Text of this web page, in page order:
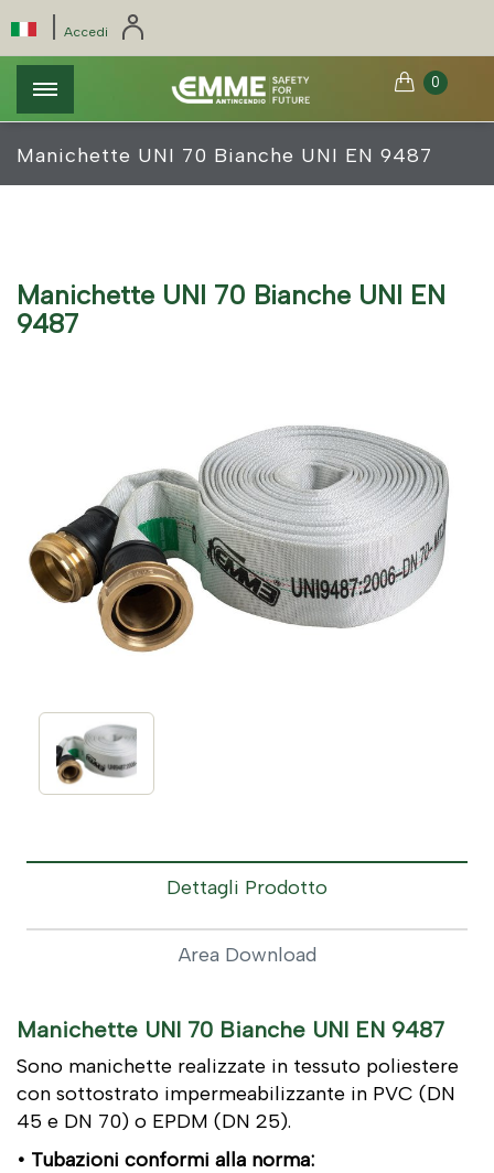
al
contenuto
principale
Select
language
Accedi
0
Manichette UNI 70 Bianche UNI EN 9487
Manichette UNI 70 Bianche UNI EN
9487
Dettagli Prodotto
Area Download
Manichette UNI 70 Bianche UNI EN 9487
Sono manichette realizzate in tessuto poliestere
con sottostrato impermeabilizzante in PVC (DN
45 e DN 70) o EPDM (DN 25).
• Tubazioni conformi alla norma:
Pannello di gestione dei cookies